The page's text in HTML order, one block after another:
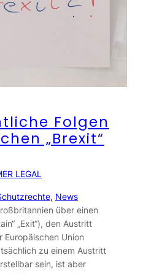
Folgen
„Brexit“
LEGAL
, News
über einen
„Exit“), den Austritt
Europäischen Union
zu einem Austritt
sein, ist aber